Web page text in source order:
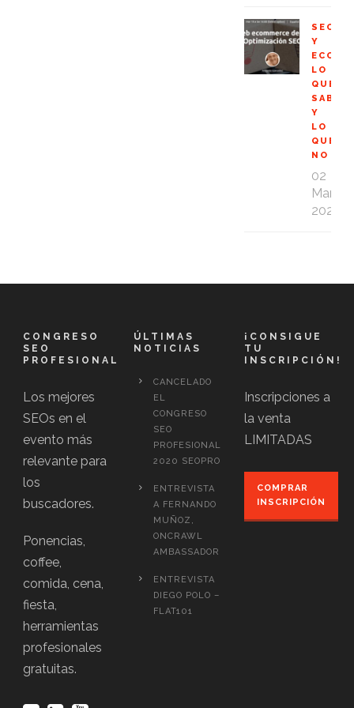
SEO
Y
LO
QUE
SABES
Y
LO
QUE
NO
02
Mar
2020
CONGRESO
SEO
PROFESIONAL
Los mejores
SEOs en el
evento más
relevante para
los
buscadores.
Ponencias,
coffee,
comida, cena,
fiesta,
herramientas
profesionales
gratuitas.
ÚLTIMAS
NOTICIAS
CANCELADO
EL
CONGRESO
SEO
PROFESIONAL
2020 SEOPRO
ENTREVISTA
A FERNANDO
MUÑOZ,
ONCRAWL
AMBASSADOR
ENTREVISTA
DIEGO POLO –
FLAT101
¡CONSIGUE
TU
INSCRIPCIÓN!
Inscripciones a
la venta
LIMITADAS
COMPRAR
INSCRIPCIÓN